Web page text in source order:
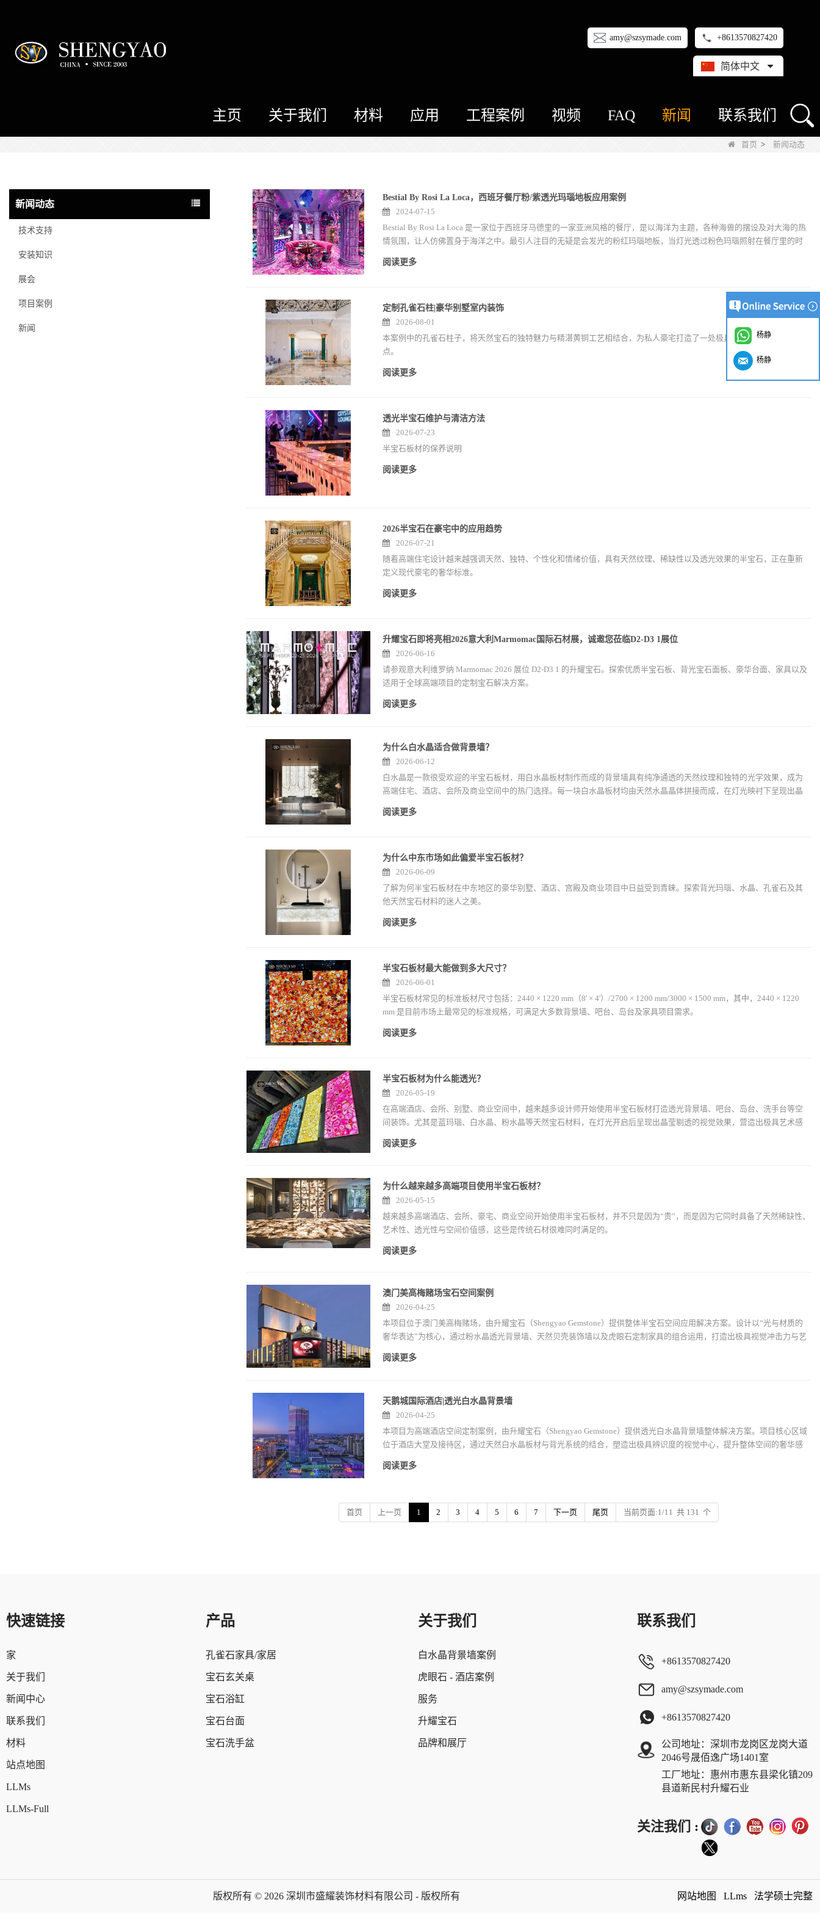
amy@szsymade.com +8613570827420
简体中文
主页 关于我们 材料 应用 工程案例 视频 FAQ 新闻 联系我们
首页 > 新闻动态
新闻动态
技术支持
安装知识
展会
项目案例
新闻
Bestial By Rosi La Loca，西班牙餐厅粉/紫透光玛瑙地板应用案例
2024-07-15
Bestial By Rosi La Loca 是一家位于西班牙马德里的一家亚洲风格的餐厅，是以海洋为主题，各种海兽的摆设及对大海的热
情氛围，让人仿佛置身于海洋之中。最引人注目的无疑是会发光的粉红玛瑙地板，当灯光透过粉色玛瑙照射在餐厅里的时
阅读更多
定制孔雀石柱|豪华别墅室内装饰
2026-08-01
本案例中的孔雀石柱子，将天然宝石的独特魅力与精湛黄铜工艺相结合，为私人豪宅打造了一处极具视觉冲击力的艺术焦
点。
阅读更多
透光半宝石维护与清洁方法
2026-07-23
半宝石板材的保养说明
阅读更多
2026半宝石在豪宅中的应用趋势
2026-07-21
随着高端住宅设计越来越强调天然、独特、个性化和情绪价值，具有天然纹理、稀缺性以及透光效果的半宝石，正在重新
定义现代豪宅的奢华标准。
阅读更多
升耀宝石即将亮相2026意大利Marmomac国际石材展，诚邀您莅临D2-D3 1展位
2026-06-16
请参观意大利维罗纳 Marmomac 2026 展位 D2-D3 1 的升耀宝石。探索优质半宝石板、背光宝石面板、豪华台面、家具以及
适用于全球高端项目的定制宝石解决方案。
阅读更多
为什么白水晶适合做背景墙？
2026-06-12
白水晶是一款很受欢迎的半宝石板材，用白水晶板材制作而成的背景墙具有纯净通透的天然纹理和独特的光学效果，成为
高端住宅、酒店、会所及商业空间中的热门选择。每一块白水晶板材均由天然水晶晶体拼接而成，在灯光映衬下呈现出晶
阅读更多
为什么中东市场如此偏爱半宝石板材？
2026-06-09
了解为何半宝石板材在中东地区的豪华别墅、酒店、宫殿及商业项目中日益受到青睐。探索背光玛瑙、水晶、孔雀石及其
他天然宝石材料的迷人之美。
阅读更多
半宝石板材最大能做到多大尺寸？
2026-06-01
半宝石板材常见的标准板材尺寸包括：2440 × 1220 mm（8' × 4'）/2700 × 1200 mm/3000 × 1500 mm，其中，2440 × 1220
mm 是目前市场上最常见的标准规格，可满足大多数背景墙、吧台、岛台及家具项目需求。
阅读更多
半宝石板材为什么能透光？
2026-05-19
在高端酒店、会所、别墅、商业空间中，越来越多设计师开始使用半宝石板材打造透光背景墙、吧台、岛台、洗手台等空
间装饰。尤其是蓝玛瑙、白水晶、粉水晶等天然宝石材料，在灯光开启后呈现出晶莹剔透的视觉效果，营造出极具艺术感
阅读更多
为什么越来越多高端项目使用半宝石板材？
2026-05-15
越来越多高端酒店、会所、豪宅、商业空间开始使用半宝石板材，并不只是因为“贵”，而是因为它同时具备了天然稀缺性、
艺术性、透光性与空间价值感，这些是传统石材很难同时满足的。
阅读更多
澳门美高梅赌场宝石空间案例
2026-04-25
本项目位于澳门美高梅赌场，由升耀宝石（Shengyao Gemstone）提供整体半宝石空间应用解决方案。设计以“光与材质的
奢华表达”为核心，通过粉水晶透光背景墙、天然贝壳装饰墙以及虎眼石定制家具的组合运用，打造出极具视觉冲击力与艺
阅读更多
天鹅城国际酒店|透光白水晶背景墙
2026-04-25
本项目为高端酒店空间定制案例，由升耀宝石（Shengyao Gemstone）提供透光白水晶背景墙整体解决方案。项目核心区域
位于酒店大堂及接待区，通过天然白水晶板材与背光系统的结合，塑造出极具辨识度的视觉中心，提升整体空间的奢华感
阅读更多
首页 上一页 1 2 3 4 5 6 7 下一页 尾页 当前页面:1/11 共 131 个
快速链接
家
关于我们
新闻中心
联系我们
材料
站点地图
LLMs
LLMs-Full
产品
孔雀石家具/家居
宝石玄关桌
宝石浴缸
宝石台面
宝石洗手盆
关于我们
白水晶背景墙案例
虎眼石 - 酒店案例
服务
升耀宝石
品牌和展厅
联系我们
+8613570827420
amy@szsymade.com
+8613570827420
公司地址：深圳市龙岗区龙岗大道
2046号晟佰逸广场1401室
工厂地址：惠州市惠东县梁化镇209
县道新民村升耀石业
关注我们 :
版权所有 © 2026 深圳市盛耀装饰材料有限公司 - 版权所有 网站地图 LLms 法学硕士完整
杨静
杨静